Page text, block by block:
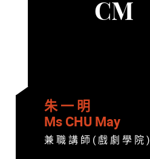
CM
朱 一 明
Ms CHU May
兼 職 講 師 ( 戲 劇 學 院 )